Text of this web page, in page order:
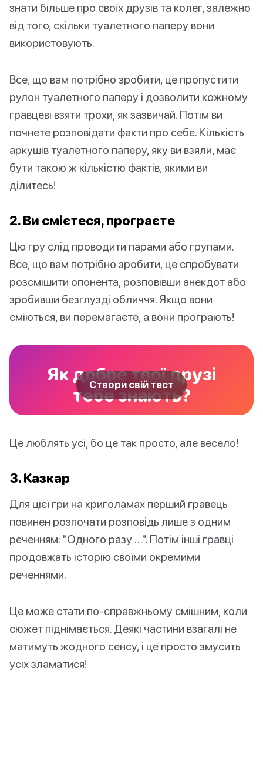
знати більше про своїх друзів та колег, залежно
від того, скільки туалетного паперу вони
використовують.
Все, що вам потрібно зробити, це пропустити
рулон туалетного паперу і дозволити кожному
гравцеві взяти трохи, як зазвичай. Потім ви
почнете розповідати факти про себе. Кількість
аркушів туалетного паперу, яку ви взяли, має
бути такою ж кількістю фактів, якими ви
ділитесь!
2. Ви смієтеся, програєте
Цю гру слід проводити парами або групами.
Все, що вам потрібно зробити, це спробувати
розсмішити опонента, розповівши анекдот або
зробивши безглузді обличчя. Якщо вони
сміються, ви перемагаєте, а вони програють!
Як добре твої друзі
тебе знають?
Створи свій тест
Це люблять усі, бо це так просто, але весело!
3. Казкар
Для цієї гри на криголамах перший гравець
повинен розпочати розповідь лише з одним
реченням: "Одного разу …". Потім інші гравці
продовжать історію своїми окремими
реченнями.
Це може стати по-справжньому смішним, коли
сюжет піднімається. Деякі частини взагалі не
матимуть жодного сенсу, і це просто змусить
усіх зламатися!